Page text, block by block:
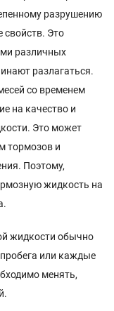
разрушению
свойств. Это
различных
разлагаться.
со временем
на качество и
Это может
тормозов и
Поэтому,
жидкость на
жидкости обычно
или каждые
менять,